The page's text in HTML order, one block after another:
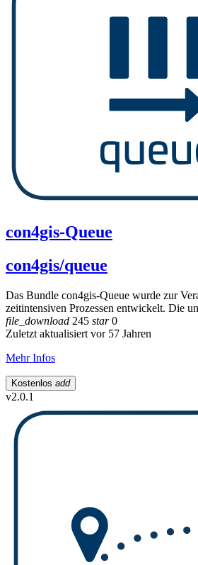
con4gis-Queue
con4gis/queue
Das Bundle con4gis-Queue wurde zur
zeitintensiven Prozessen entwickelt. Die
file_download 245 star0
Zuletzt aktualisiert vor 57 Jahren
Mehr Infos
Kostenlos add
v2.0.1